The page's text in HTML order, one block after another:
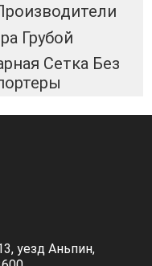
Грубой
Сетка Без
уезд Аньпин,